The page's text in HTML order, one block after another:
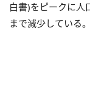
白書)をピークに
まで減少している。